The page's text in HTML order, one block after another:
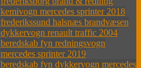
kemivogn mercedes sprinter 2018
frederikssund halsnæs brandvæsen
dykkervogn renault traffic 2004
beredskab fyn redningsvogn
mercedes sprinter 2019
beredskab fyn dykkervogn mercedes